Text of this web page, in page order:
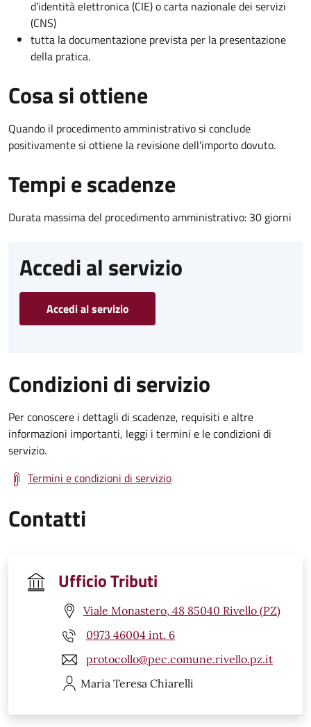
d’identità elettronica (CIE) o carta nazionale dei servizi
(CNS)
tutta la documentazione prevista per la presentazione
della pratica.
Cosa si ottiene
Quando il procedimento amministrativo si conclude
positivamente si ottiene la revisione dell'importo dovuto.
Tempi e scadenze
Durata massima del procedimento amministrativo: 30 giorni
Accedi al servizio
Accedi al servizio
Condizioni di servizio
Per conoscere i dettagli di scadenze, requisiti e altre
informazioni importanti, leggi i termini e le condizioni di
servizio.
Termini e condizioni di servizio
Contatti
Ufficio Tributi
Viale Monastero, 48 85040 Rivello (PZ)
0973 46004 int. 6
protocollo@pec.comune.rivello.pz.it
Maria Teresa Chiarelli